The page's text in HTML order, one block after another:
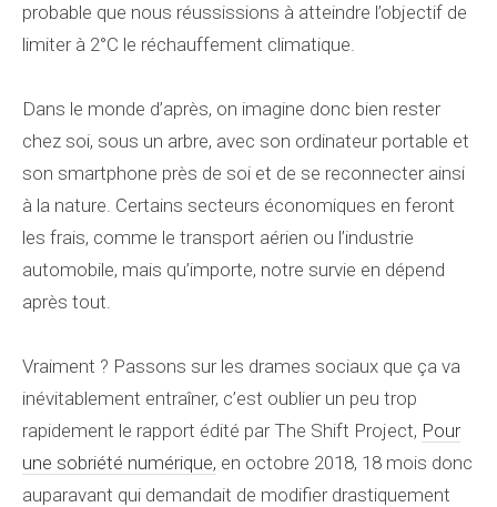
probable que nous réussissions à atteindre l’objectif de
limiter à 2°C le réchauffement climatique.
Dans le monde d’après, on imagine donc bien rester
chez soi, sous un arbre, avec son ordinateur portable et
son smartphone près de soi et de se reconnecter ainsi
à la nature. Certains secteurs économiques en feront
les frais, comme le transport aérien ou l’industrie
automobile, mais qu’importe, notre survie en dépend
après tout.
Vraiment ? Passons sur les drames sociaux que ça va
inévitablement entraîner, c’est oublier un peu trop
rapidement le rapport édité par The Shift Project, Pour
une sobriété numérique, en octobre 2018, 18 mois donc
auparavant qui demandait de modifier drastiquement